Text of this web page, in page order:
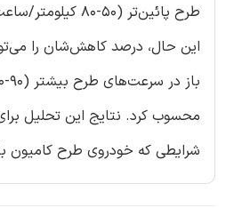
طرح پائین‌تر (۵۰-
این حال، درصد کاهش‌شان را
محسوب کرد. نتایج این تحلیل
شرایطی که خودروی طرح کامیون